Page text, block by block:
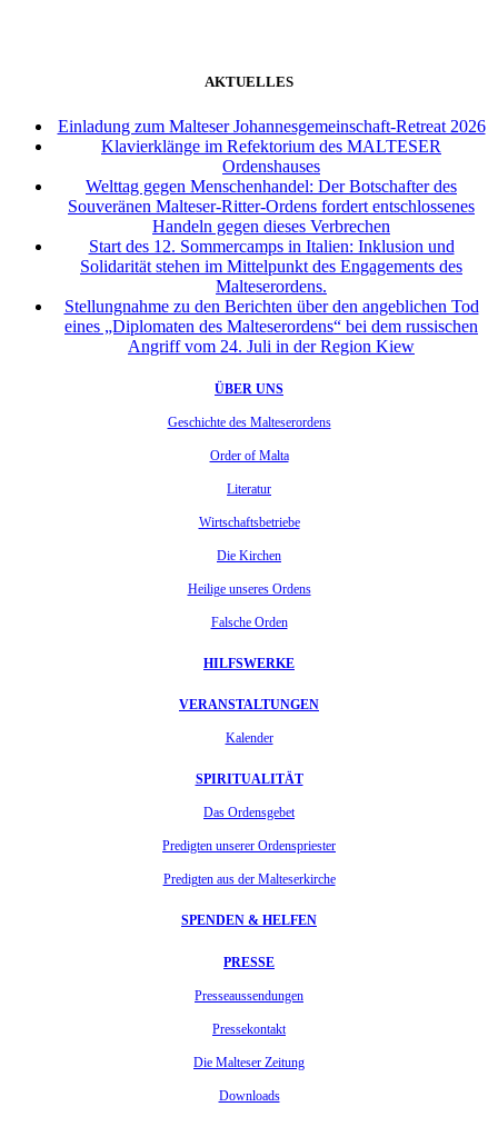
AKTUELLES
Einladung zum Malteser Johannesgemeinschaft-Retreat 2026
Klavierklänge im Refektorium des MALTESER
Ordenshauses
Welttag gegen Menschenhandel: Der Botschafter des
Souveränen Malteser-Ritter-Ordens fordert entschlossenes
Handeln gegen dieses Verbrechen
Start des 12. Sommercamps in Italien: Inklusion und
Solidarität stehen im Mittelpunkt des Engagements des
Malteserordens.
Stellungnahme zu den Berichten über den angeblichen Tod
eines „Diplomaten des Malteserordens“ bei dem russischen
Angriff vom 24. Juli in der Region Kiew
ÜBER UNS
Geschichte des Malteserordens
Order of Malta
Literatur
Wirtschaftsbetriebe
Die Kirchen
Heilige unseres Ordens
Falsche Orden
HILFSWERKE
VERANSTALTUNGEN
Kalender
SPIRITUALITÄT
Das Ordensgebet
Predigten unserer Ordenspriester
Predigten aus der Malteserkirche
SPENDEN & HELFEN
PRESSE
Presseaussendungen
Pressekontakt
Die Malteser Zeitung
Downloads